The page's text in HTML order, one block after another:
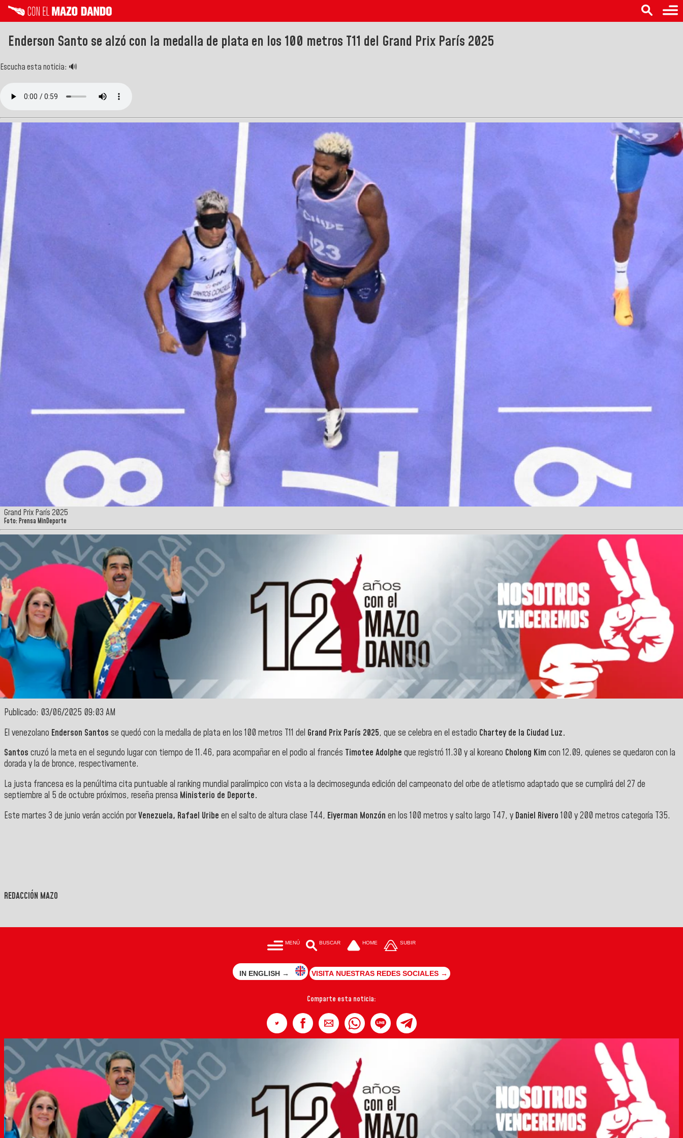
Enderson Santo se alzó con la medalla de plata en los 100 metros T11 del Grand Prix París 2025
Escucha esta noticia: 🔊
Grand Prix París 2025
Foto: Prensa MinDeporte
Publicado: 03/06/2025 09:03 AM
El venezolano Enderson Santos se quedó con la medalla de plata en los 100 metros T11 del Grand Prix París 2025, que se celebra en el estadio Chartey de la Ciudad Luz.
Santos cruzó la meta en el segundo lugar con tiempo de 11.46, para acompañar en el podio al francés Timotee Adolphe que registró 11.30 y al koreano Cholong Kim con 12.09, quienes se quedaron con la
dorada y la de bronce, respectivamente.
La justa francesa es la penúltima cita puntuable al ranking mundial paralímpico con vista a la decimosegunda edición del campeonato del orbe de atletismo adaptado que se cumplirá del 27 de
septiembre al 5 de octubre próximos, reseña prensa Ministerio de Deporte.
Este martes 3 de junio verán acción porVenezuela, Rafael Uribe en el salto de altura clase T44, Eiyerman Monzón en los 100 metros y salto largo T47, y Daniel Rivero 100 y 200 metros categoría T35.
REDACCIÓN MAZO
MENÚ BUSCAR HOME SUBIR
IN ENGLISH → VISITA NUESTRAS REDES SOCIALES →
Comparte esta noticia: